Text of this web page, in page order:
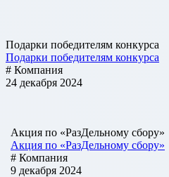
Подарки победителям конкурса
Подарки победителям конкурса
# Компания
24 декабря 2024
Акция по «РазДельному сбору»
Акция по «РазДельному сбору»
# Компания
9 декабря 2024